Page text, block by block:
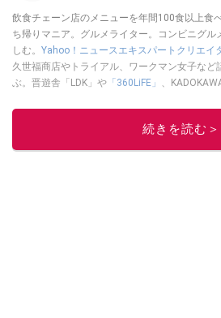
飲食チェーン店のメニューを年間100食以上食
ち帰りマニア。グルメライター。コンビニグル
しむ。 Yahoo！ニュースエキスパートクリエイ
久世福商店やトライアル、ワークマン女子など
ぶ。晋遊舎「LDK」や 「360LiFE」 、
ルメライター、食の専門家として出演実績あり。
続きを読む＞